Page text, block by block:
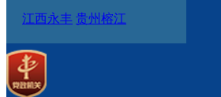
江西永丰 贵州榕江